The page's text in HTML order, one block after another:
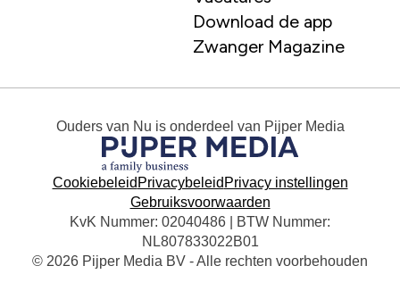
Download de app
Zwanger Magazine
Ouders van Nu is onderdeel van Pijper Media
Cookiebeleid Privacybeleid Privacy instellingen
Gebruiksvoorwaarden
KvK Nummer: 02040486 | BTW Nummer:
NL807833022B01
© 2026 Pijper Media BV - Alle rechten voorbehouden